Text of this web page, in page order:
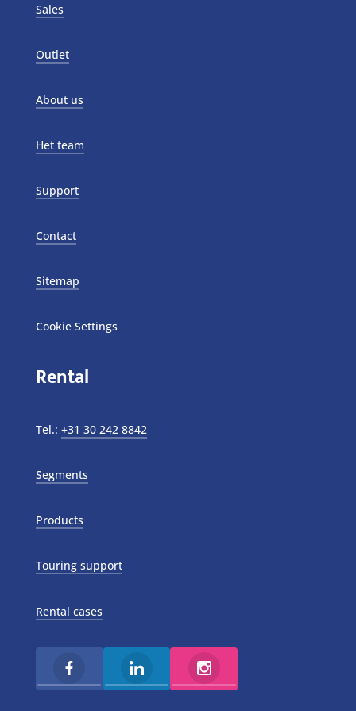
Sales
Outlet
About us
Het team
Support
Contact
Sitemap
Cookie Settings
Rental
Tel.: +31 30 242 8842
Segments
Products
Touring support
Rental cases